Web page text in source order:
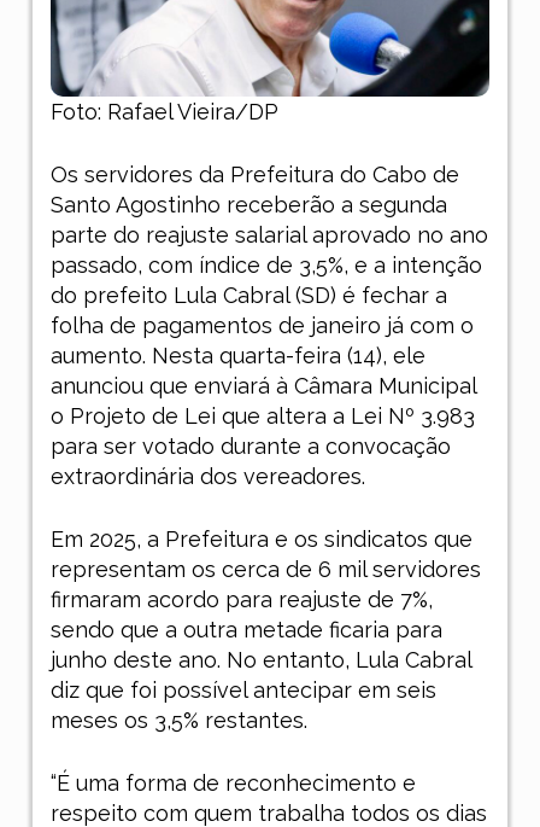
Foto: Rafael Vieira/DP
Os servidores da Prefeitura do Cabo de
Santo Agostinho receberão a segunda
parte do reajuste salarial aprovado no ano
passado, com índice de 3,5%, e a intenção
do prefeito Lula Cabral (SD) é fechar a
folha de pagamentos de janeiro já com o
aumento. Nesta quarta-feira (14), ele
anunciou que enviará à Câmara Municipal
o Projeto de Lei que altera a Lei Nº 3.983
para ser votado durante a convocação
extraordinária dos vereadores.
Em 2025, a Prefeitura e os sindicatos que
representam os cerca de 6 mil servidores
firmaram acordo para reajuste de 7%,
sendo que a outra metade ficaria para
junho deste ano. No entanto, Lula Cabral
diz que foi possível antecipar em seis
meses os 3,5% restantes.
“É uma forma de reconhecimento e
respeito com quem trabalha todos os dias